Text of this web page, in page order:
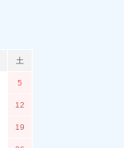
土
5
12
19